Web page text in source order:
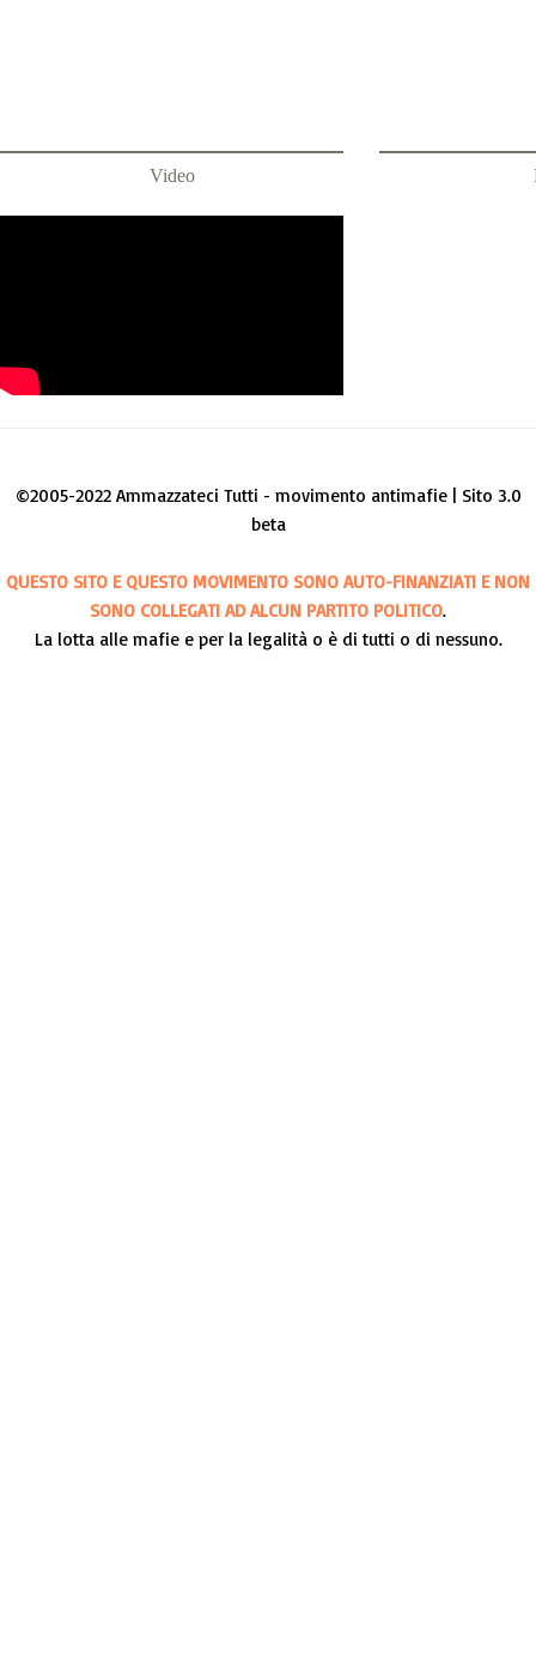
Video
©2005-2022 Ammazzateci Tutti - movimento antimafie | Sito 3.0
beta
QUESTO SITO E QUESTO MOVIMENTO SONO AUTO-FINANZIATI E NON
SONO COLLEGATI AD ALCUN PARTITO POLITICO.
La lotta alle mafie e per la legalità o è di tutti o di nessuno.